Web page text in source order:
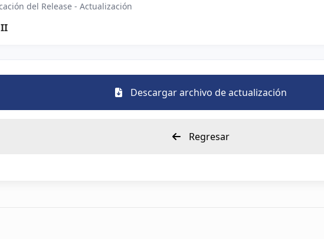
del Release - Actualización
II
Descargar archivo de actualización
Regresar